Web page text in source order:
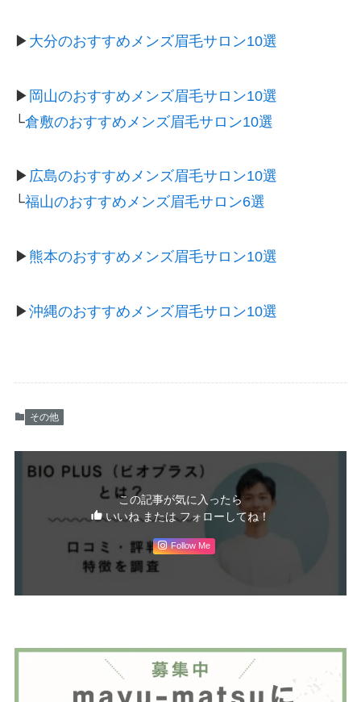
▶ 大分のおすすめメンズ眉毛サロン10選
▶ 岡山のおすすめメンズ眉毛サロン10選
└倉敷のおすすめメンズ眉毛サロン10選
▶ 広島のおすすめメンズ眉毛サロン10選
└福山のおすすめメンズ眉毛サロン6選
▶ 熊本のおすすめメンズ眉毛サロン10選
▶沖縄のおすすめメンズ眉毛サロン10選
その他
この記事が気に入ったら
いいね または フォローしてね！
Follow Me